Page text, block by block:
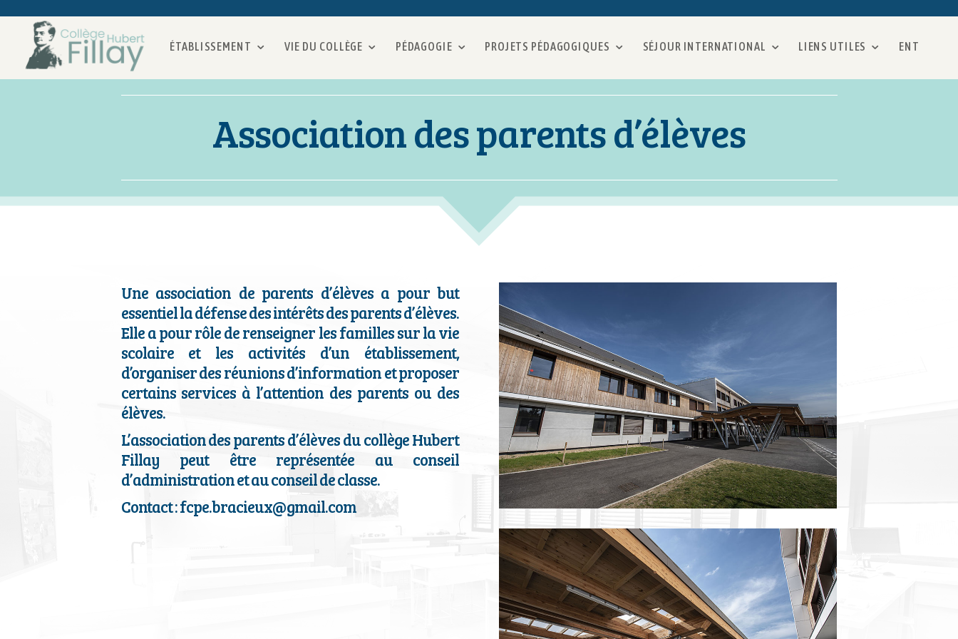
ÉTABLISSEMENT VIE DU COLLÈGE PÉDAGOGIE PROJETS PÉDAGOGIQUES SÉJOUR INTERNATIONAL LIENS UTILES ENT
Association des parents d’élèves
Une association de parents d’élèves a pour but
essentiel la défense des intérêts des parents d’élèves.
Elle a pour rôle de renseigner les familles sur la vie
scolaire et les activités d’un établissement,
d’organiser des réunions d’information et proposer
certains services à l’attention des parents ou des
élèves.
L’association des parents d’élèves du collège Hubert
Fillay peut être représentée au conseil
d’administration et au conseil de classe.
Contact :fcpe.bracieux@gmail.com